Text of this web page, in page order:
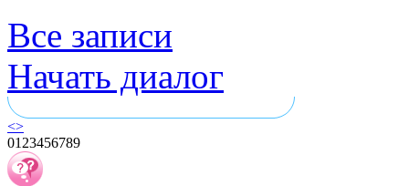
Все записи
Начать диалог
<>
01 23456789